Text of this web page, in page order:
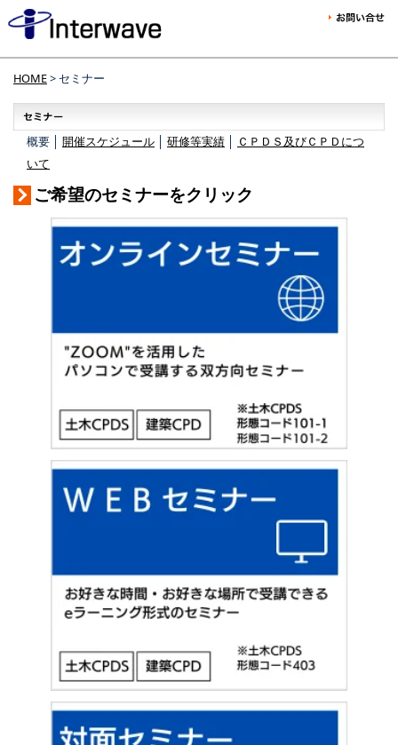
HOME> セミナー
概要 │ 開催スケジュール 研修等実績
ＣＰＤＳ及びＣＰＤにつ
いて
ご希望のセミナーをクリック